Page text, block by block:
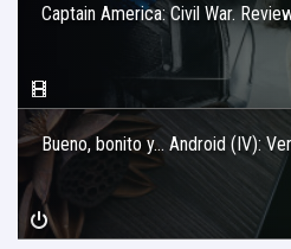
Captain America: Civil War.
Bueno, bonito y… Android (IV):